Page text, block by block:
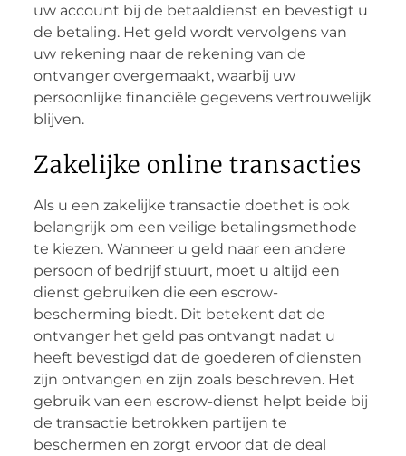
uw account bij de betaaldienst en bevestigt u
de betaling. Het geld wordt vervolgens van
uw rekening naar de rekening van de
ontvanger overgemaakt, waarbij uw
persoonlijke financiële gegevens vertrouwelijk
blijven.
Zakelijke online transacties
Als u een zakelijke transactie doethet is ook
belangrijk om een veilige betalingsmethode
te kiezen. Wanneer u geld naar een andere
persoon of bedrijf stuurt, moet u altijd een
dienst gebruiken die een escrow-
bescherming biedt. Dit betekent dat de
ontvanger het geld pas ontvangt nadat u
heeft bevestigd dat de goederen of diensten
zijn ontvangen en zijn zoals beschreven. Het
gebruik van een escrow-dienst helpt beide bij
de transactie betrokken partijen te
beschermen en zorgt ervoor dat de deal